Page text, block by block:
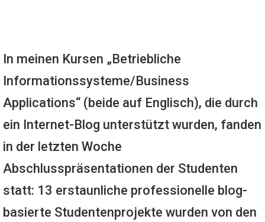
In meinen Kursen „Betriebliche
Informationssysteme/Business
Applications“ (beide auf Englisch), die durch
ein Internet-Blog unterstützt wurden, fanden
in der letzten Woche
Abschlusspräsentationen der Studenten
statt: 13 erstaunliche professionelle blog-
basierte Studentenprojekte wurden von den